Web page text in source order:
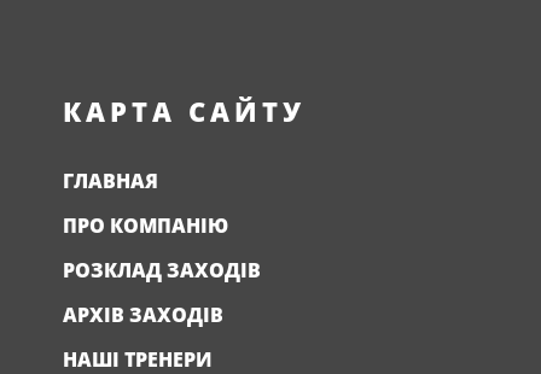
КАРТА САЙТУ
ГЛАВНАЯ
ПРО КОМПАНІЮ
РОЗКЛАД ЗАХОДІВ
АРХІВ ЗАХОДІВ
НАШІ ТРЕНЕРИ